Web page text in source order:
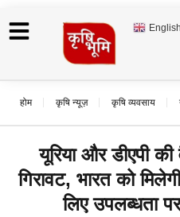
English
होम कृषि न्यूज़ कृषि व्यवसाय
यूरिया और डीएपी
गिरावट, भारत को
लिए उपलब्धता